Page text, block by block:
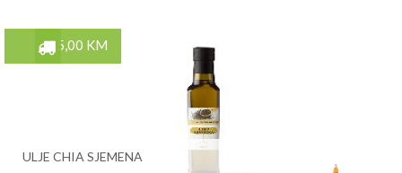
35,00 KM
ULJE CHIA SJEMENA